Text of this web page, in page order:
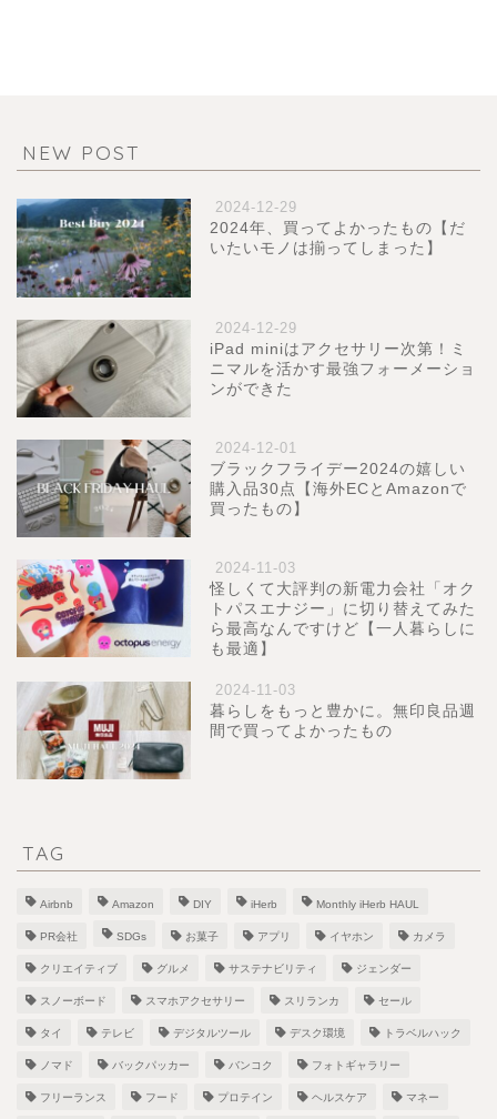
NEW POST
2024-12-29
2024年、買ってよかったもの【だ
いたいモノは揃ってしまった】
2024-12-29
iPad miniはアクセサリー次第！ミ
ニマルを活かす最強フォーメーショ
ンができた
2024-12-01
ブラックフライデー2024の嬉しい
購入品30点【海外ECとAmazonで
買ったもの】
2024-11-03
怪しくて大評判の新電力会社「オク
トパスエナジー」に切り替えてみた
ら最高なんですけど【一人暮らしに
も最適】
2024-11-03
暮らしをもっと豊かに。無印良品週
間で買ってよかったもの
TAG
Airbnb Amazon DIY iHerb Monthly iHerb HAUL
PR会社 SDGs お菓子 アプリ イヤホン カメラ
クリエイティブ グルメ サステナビリティ ジェンダー
スノーボード スマホアクセサリー スリランカ セール
タイ テレビ デジタルツール デスク環境 トラベルハック
ノマド バックパッカー バンコク フォトギャラリー
フリーランス フード プロテイン ヘルスケア マネー